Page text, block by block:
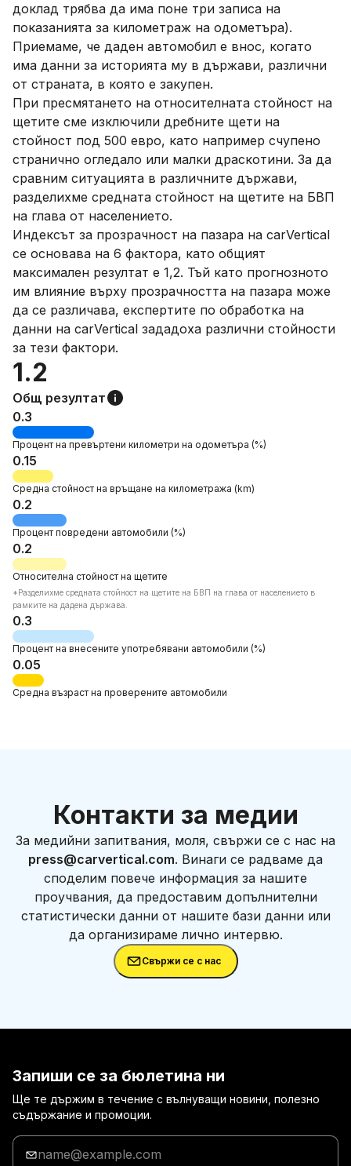
доклад трябва да има поне три записа на
показанията за километраж на одометъра).
Приемаме, че даден автомобил е внос, когато
има данни за историята му в държави, различни
от страната, в която е закупен.
При пресмятането на относителната стойност на
щетите сме изключили дребните щети на
стойност под 500 евро, като например счупено
странично огледало или малки драскотини. За да
сравним ситуацията в различните държави,
разделихме средната стойност на щетите на БВП
на глава от населението.
Индексът за прозрачност на пазара на carVertical
се основава на 6 фактора, като общият
максимален резултат е 1,2. Тъй като прогнозното
им влияние върху прозрачността на пазара може
да се различава, експертите по обработка на
данни на carVertical зададоха различни стойности
за тези фактори.
1.2
Общ резултат
0.3
Процент на превъртени километри на одометъра (%)
0.15
Средна стойност на връщане на километража (km)
0.2
Процент повредени автомобили (%)
0.2
Относителна стойност на щетите
*Pазделихме средната стойност на щетите на БВП на глава от населението в
рамките на дадена държава.
0.3
Процент на внесените употребявани автомобили (%)
0.05
Средна възраст на проверените автомобили
Контакти за медии
За медийни запитвания, моля, свържи се с нас на
press@carvertical.com. Винаги се радваме да
споделим повече информация за нашите
проучвания, да предоставим допълнителни
статистически данни от нашите бази данни или
да организираме лично интервю.
Свържи се с нас
Запиши се за бюлетина ни
Ще те държим в течение с вълнуващи новини, полезно
съдържание и промоции.
Въведи
твоя